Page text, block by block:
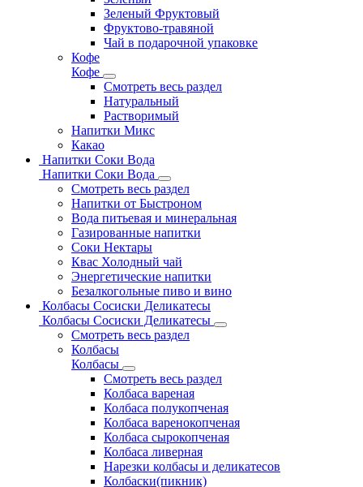
Зеленый Фруктовый
Фруктово-травяной
Чай в подарочной упаковке
Кофе
Кофе
Смотреть весь раздел
Натуральный
Растворимый
Напитки Микс
Какао
Напитки Соки Вода
Напитки Соки Вода
Смотреть весь раздел
Напитки от Быстроном
Вода питьевая и минеральная
Газированные напитки
Соки Нектары
Квас Холодный чай
Энергетические напитки
Безалкогольные пиво и вино
Колбасы Сосиски Деликатесы
Колбасы Сосиски Деликатесы
Смотреть весь раздел
Колбасы
Колбасы
Смотреть весь раздел
Колбаса вареная
Колбаса полукопченая
Колбаса варенокопченая
Колбаса сырокопченая
Колбаса ливерная
Нарезки колбасы и деликатесов
Колбаски(пикник)